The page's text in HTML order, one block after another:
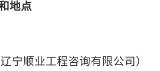
地点
宁顺业工程咨询有限公司）